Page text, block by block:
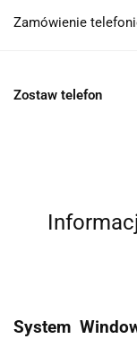
Zamówienie
Zostaw telefon
System